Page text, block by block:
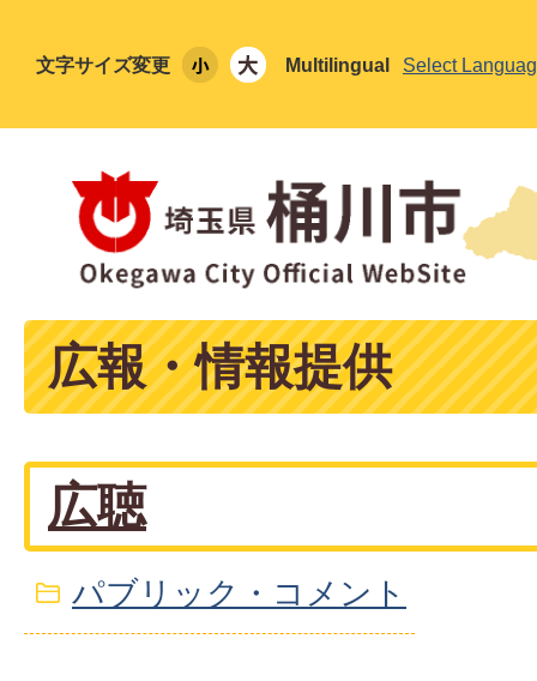
文字サイズ変更 Multilingual Select
広報・情報提供
広聴
パブリック・コメント